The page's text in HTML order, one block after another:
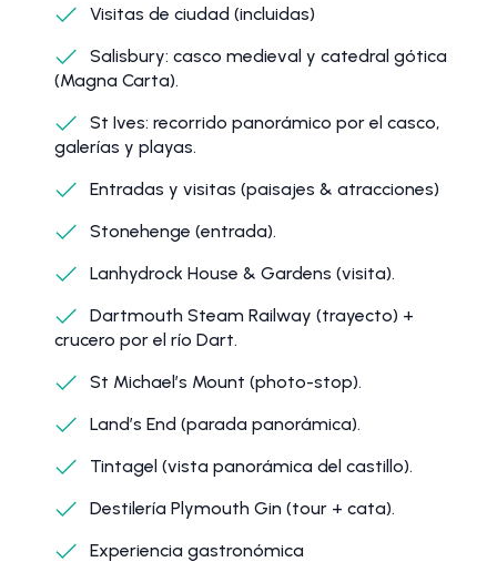
Visitas de ciudad (incluidas)
Salisbury: casco medieval y catedral gótica
(Magna Carta).
St Ives: recorrido panorámico por el casco,
galerías y playas.
Entradas y visitas (paisajes & atracciones)
Stonehenge (entrada).
Lanhydrock House & Gardens (visita).
Dartmouth Steam Railway (trayecto) +
crucero por el río Dart.
St Michael’s Mount (photo-stop).
Land’s End (parada panorámica).
Tintagel (vista panorámica del castillo).
Destilería Plymouth Gin (tour + cata).
Experiencia gastronómica